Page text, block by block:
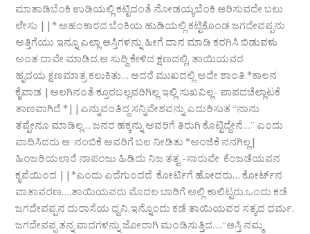
ಮಾತಾಡಿಬೆಂಕಿ ಉಡಿಯಲ್ಲಿ ಕಟ್ಟಿದಂತೆ ನೋಡಯ್ಯಬೆಂಕಿ ಆರಿಸುವದೇ ಬಲು
ಲೇಸು ||* ಅಹಂಕಾರದ ಬೆಂಕಿಯ ಹುಡಿಯಲ್ಲಿ ಕಟ್ಟಿಕೊಂಡ ಜಗದೇವಪ್ಪನು
ಅತ್ತಿಗೆಯು ಇನ್ನೂ ಎಲ್ಲಾ ಆಸ್ತಿಗಳನ್ನು ಹೀಗೆ ದಾನ ಮಾಡಿ ಕರಗಿಸಿ ಬಿಡುವಳು
ಅಂತ ದಾವೇ ಮಾಡಿದ.ಆ ಸುದ್ದಿ ಕೇಳಿದ ಕ್ಷಣದಲ್ಲಿ, ತಾಯಿಯವರ
ಹೃದಯ ಕ್ಷಣಮಾತ್ರ ಕಲುಕಿತು… ಆದರೆ ಮುಖದಲ್ಲಿ ಅದೇ ಶಾಂತಿ.*ಕಾಲನ
ಕೈವಾಡ |ಅಲಗಿನಂತೆ ಕ್ರೂರಬಲ್ಲವರಿಗಿಲ್ಲ ಇಲ್ಲಿ ಸುಖವಿಲ್ಲ- ಪಾಪದಚೆಲ್ಲಾಟಕೆ
ತಾಣವಾಗಿದೆ *||ಎನ್ನುವಂತಿದ್ದ ಸನ್ನಿವೇಶವನ್ನು ಎದುರಿಸುತ “ನಾನು
ತಪ್ಪೇನೂ ಮಾಡಿಲ್ಲ… ಜನರ ಹಕ್ಕನ್ನು ಅವರಿಗೆ ತಿರುಗಿ ಕೊಟ್ಟಿದ್ದೇನೆ…” ಎಂದು
ವಾದಿಸಿದರು ಆ ನಂಬಿಕೆ ಅವರಿಗೆ ಬಲ ನೀಡಿತು *ಅಂಜಿಕೆ ನನಗಿಲ್ಲ|
ಹಿಂಜರಿಯಲಾರೆ ನಾಪಂಜು ಹಿಡಿದು ನಿಜ ತತ್ವ -ಸಾರುವೇ ಕೆಂಜಡೆಯವನ
ಕೃಪೆಯಿಂದ ||*ಎಂದು ಎದೆಗುಂದದೆ ಕೋರ್ಟಿಗೆ ಹೋದರು… ಕೋರ್ಟ್‌ನ
ವಾತಾವರಣ….ತಾಯಿಯವರು ಮೊದಲ ಬಾರಿಗೆ ಅಲ್ಲಿ ಕಾಲಿಟ್ಟರು.ಒಂದು ಕಡೆ
ಜಗದೇವಪ್ಪನ ದುರಾಸೆಯ ಧ್ವನಿ,ಇನ್ನೊಂದು ಕಡೆ ತಾಯಿಯವರ ಸತ್ಯದ ಧರ್ಮ.
ಜಗದೇವಪ್ಪ ತನ್ನ ವಾದಗಳನ್ನು ಜೋರಾಗಿ ಮಂಡಿಸುತ್ತಿದ….“ಆಸ್ತಿ ನಮ್ಮ